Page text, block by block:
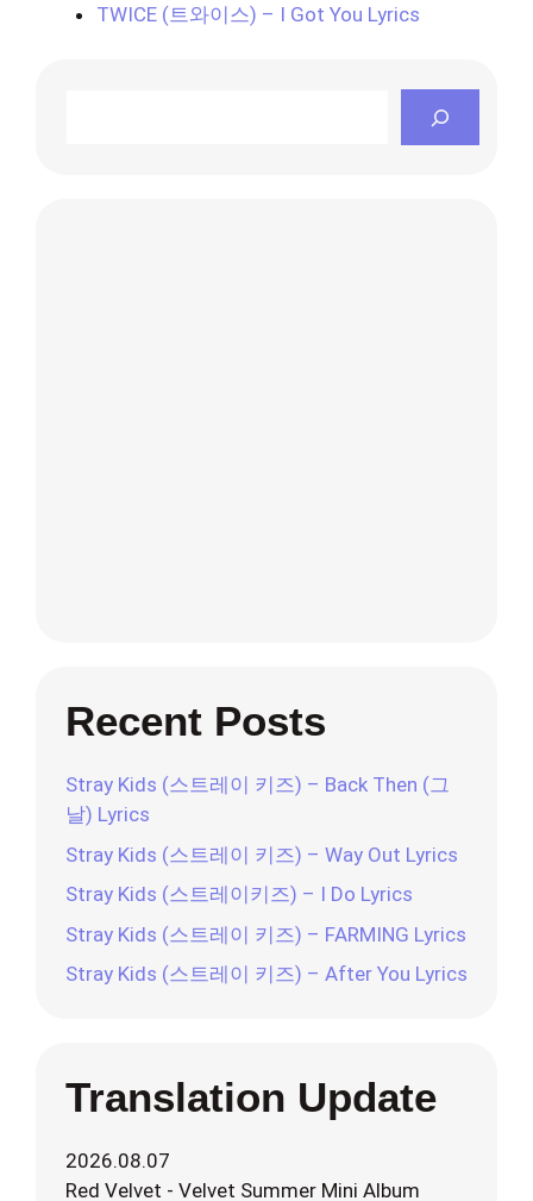
TWICE (트와이스) – I Got You Lyrics
Recent Posts
Stray Kids (스트레이 키즈) – Back Then (그
날) Lyrics
Stray Kids (스트레이 키즈) – Way Out Lyrics
Stray Kids (스트레이키즈) – I Do Lyrics
Stray Kids (스트레이 키즈) – FARMING Lyrics
Stray Kids (스트레이 키즈) – After You Lyrics
Translation Update
2026.08.07
Red Velvet - Velvet Summer Mini Album